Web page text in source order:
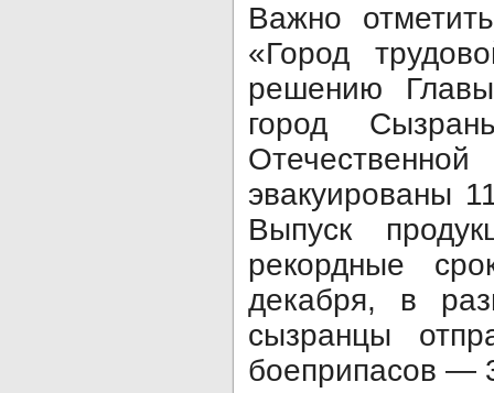
Важно
«Город
решению
город
эвакуированы
Выпуск
рекордные
декабря, в
сызранцы
боеприпасов —